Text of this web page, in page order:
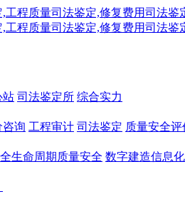
站 司法鉴定所 综合实力
咨询 工程审计 司法鉴定 质量安全评
全生命周期质量安全 数字建造信息化